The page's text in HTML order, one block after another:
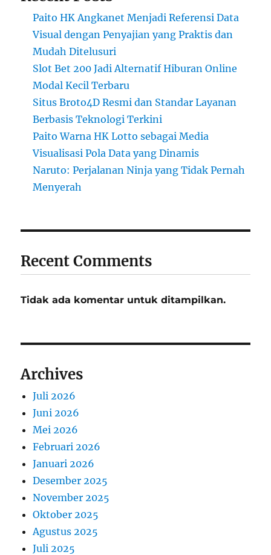
Paito HK Angkanet Menjadi Referensi Data
Visual dengan Penyajian yang Praktis dan
Mudah Ditelusuri
Slot Bet 200 Jadi Alternatif Hiburan Online
Modal Kecil Terbaru
Situs Broto4D Resmi dan Standar Layanan
Berbasis Teknologi Terkini
Paito Warna HK Lotto sebagai Media
Visualisasi Pola Data yang Dinamis
Naruto: Perjalanan Ninja yang Tidak Pernah
Menyerah
Recent Comments
Tidak ada komentar untuk ditampilkan.
Archives
Juli 2026
Juni 2026
Mei 2026
Februari 2026
Januari 2026
Desember 2025
November 2025
Oktober 2025
Agustus 2025
Juli 2025